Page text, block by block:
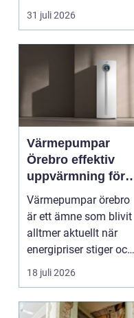
renovering. Färg, rost,
smu...
31 juli 2026
Värmepumpar
Örebro effektiv
uppvärmning för
hus och
fastigheter
Värmepumpar örebro
är ett ämne som blivit
alltmer aktuellt när
energipriser stiger och
fler vill sän...
18 juli 2026